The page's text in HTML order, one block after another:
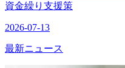
資金繰り支援策
2026-07-13
最新ニュース